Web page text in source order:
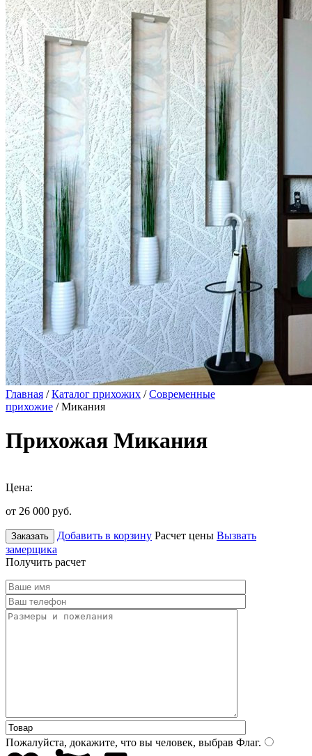
Главная /Каталог прихожих /Современные
прихожие / Микания
Прихожая Микания
Цена:
от 26 000 руб.
Заказать Добавить в корзину Расчет цены Вызвать
замерщика
Получить расчет
Пожалуйста, докажите, что вы человек, выбрав Флаг.